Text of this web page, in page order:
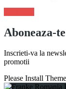
Aboneaza-te
Inscrieti-va la
promotii
Please Install